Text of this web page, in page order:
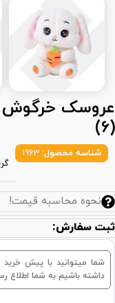
(6)
شناسه محصول: 1963
نحوه محاسبه قیمت!
ثبت سفارش:
شما میتوانید با پیش
داشته باشیم به شما اطلاع